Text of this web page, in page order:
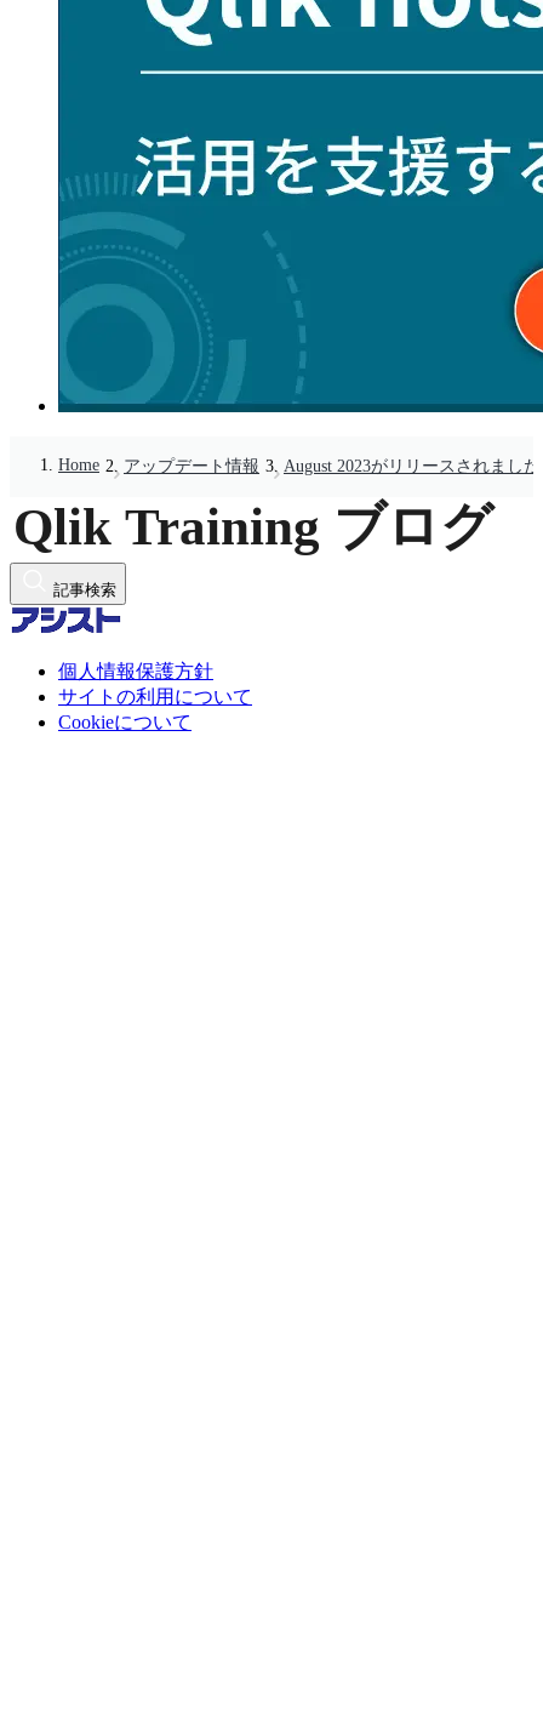
Home アップデート情報 August 2023がリリースされまし
記事検索
個人情報保護方針
サイトの利用について
Cookieについて